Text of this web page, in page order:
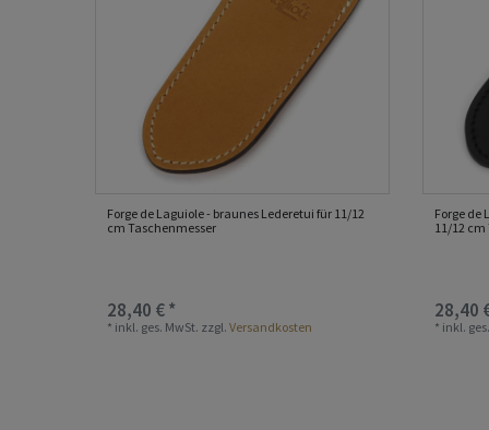
Forge de Laguiole - braunes Lederetui für 11/12
cm Taschenmesser
28,40 € *
* inkl. ges. MwSt. zzgl.Versandkosten
Forge de
11/12
28,40
* inkl.